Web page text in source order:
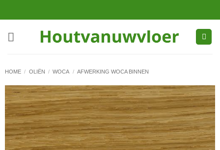
naar
HOME / OLIËN / WOCA / AFWERKING WOCA BINNEN